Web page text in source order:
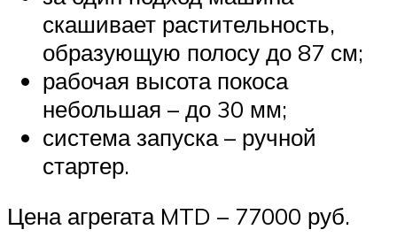
скашивает растительность,
образующую полосу до 87 см;
рабочая высота покоса
небольшая – до 30 мм;
система запуска – ручной
стартер.
Цена агрегата MTD – 77000 руб.